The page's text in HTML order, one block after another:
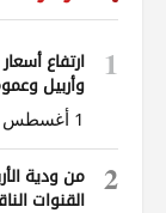
1
ارتفاع
وأربيل
1 أغسطس
2
القنوات